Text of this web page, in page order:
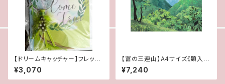
【ドリームキャッチャー】フレッシ
ュ･グリーン
¥3,070
【富の三連山】A4サイズ《額入
り》
¥7,240